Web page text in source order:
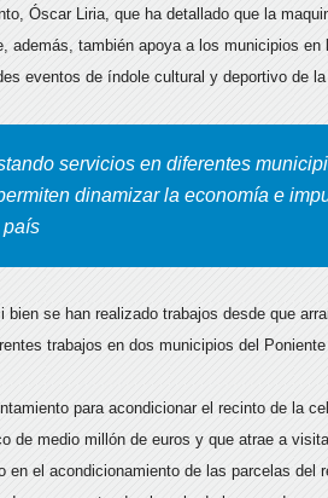
Óscar Liria, que ha detallado que la
además, también apoya a los municipios en
eventos de índole cultural y deportivo de
servicios en diferentes
dinamizar la economía e
país
se han realizado trabajos desde que
trabajos en dos municipios del
para acondicionar el recinto de la
de medio millón de euros y que atrae a
el acondicionamiento de las parcelas del